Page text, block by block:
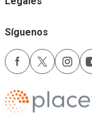
Síguenos